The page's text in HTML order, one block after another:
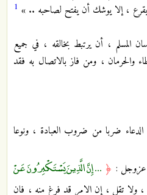
، إلا يوشك أن يفتح لصاحبه .. » 1
المسلم ، أن يرتبط بخالقه ، في جميع
والحرمان ، ومن فاز بالاتصال به فقد
الدعاء ضربا من ضروب العبادة ، ونوعا
عزوجل : ﴿ ... إِنَّ الَّذِينَ يَسْتَكْبِرُونَ عَنْ
ولا تقل ، إن الامر قد فرغ منه ، فان